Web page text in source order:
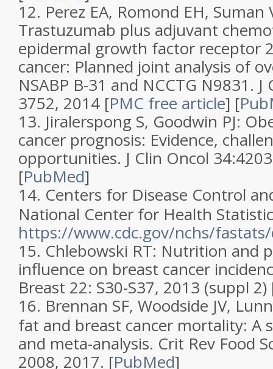
12. Perez EA, Romond EH, Suman
Trastuzumab plus adjuvant
epidermal growth factor receptor
cancer: Planned joint analysis of
NSABP B-31 and NCCTG N9831. J
3752, 2014 [PMC free article] [
13. Jiralerspong S, Goodwin PJ:
cancer prognosis: Evidence,
opportunities. J Clin Oncol 34
[PubMed]
14. Centers for Disease Control
National Center for Health
https://www.cdc.gov/nchs/
15. Chlebowski RT: Nutrition and
influence on breast cancer
Breast 22: S30-S37, 2013 (suppl 2)
16. Brennan SF, Woodside JV,
fat and breast cancer mortality: A
and meta-analysis. Crit Rev Food
2008, 2017. [PubMed]